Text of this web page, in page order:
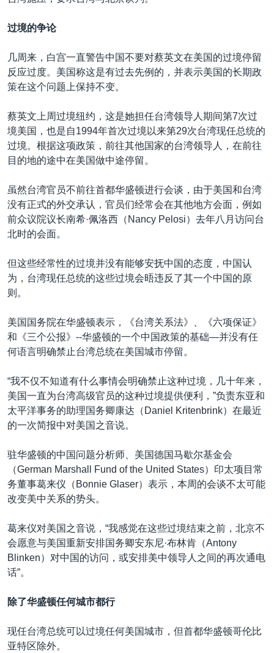
过境的争论
几周来，白宫一直警告中国不要对蔡英文在美国的过境停留
反应过度。美国称这是有过去先例的，并表示美国的长期政
策在这个问题上保持不变。
蔡英文上周过境纽约，这是她担任台湾领导人期间第7次过
境美国，也是自1994年首次过境以来第29次台湾现任总统的
过境。根据这项政策，前往其他国家的台湾领导人，在前往
目的地的途中在美国做中途停留。
虽然台湾官员不前往首都华盛顿进行会谈，由于美国和台湾
没有正式的外交承认，官员们经常会在其他地方会面，例如
前众议院议长南希·佩洛西（Nancy Pelosi）去年八月访问台
北时的会面。
但这些经常性的过境并没有能够安抚中国的态度，中国认
为，台湾现任总统的这些过境会晤违反了其一个中国的原
则。
美国国务院在华盛顿表示，《台湾关系法》、《六项保证》
和《三个公报》--华盛顿的一个中国政策的基础—并没有任
何语言明确禁止台湾总统在美国城市停留。
“我不仅不知道有什么事情会明确禁止这种过境，几十年来，
美国一直为台湾高级官员的这种过境提供便利，”负责东亚和
太平洋事务的助理国务卿康达（Daniel Kritenbrink）在最近
的一次简报中对美国之音说。
驻华盛顿的中国问题分析师、美国德国马歇尔基金会
（German Marshall Fund of the United States）印太项目常
务董事葛来仪（Bonnie Glaser）表示，本周的会谈不太可能
改变美中关系的势头。
葛来仪对美国之音说，“我感觉在这些过境结束之前，北京不
会愿意与美国重新安排国务卿安东尼·布林肯（Antony
Blinken）对中国的访问，或安排美中领导人之间的再次通电
话”。
除了华盛顿任何城市都行
现任台湾总统可以过境任何美国城市，但首都华盛顿哥伦比
亚特区除外。